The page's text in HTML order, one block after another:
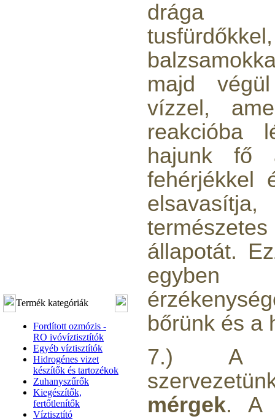
Termék kategóriák
Fordított ozmózis -
RO ivóvíztisztítók
Egyéb víztisztítók
Hidrogénes vizet
készítők és tartozékok
Zuhanyszűrők
Kiegészítők,
fertőtlenítők
Víztisztító
drága
majd
vízzel,
reakcióba
hajunk fő
fehérjékkel
állapotát.
bőrünk és a
7.) A
mérgek. A